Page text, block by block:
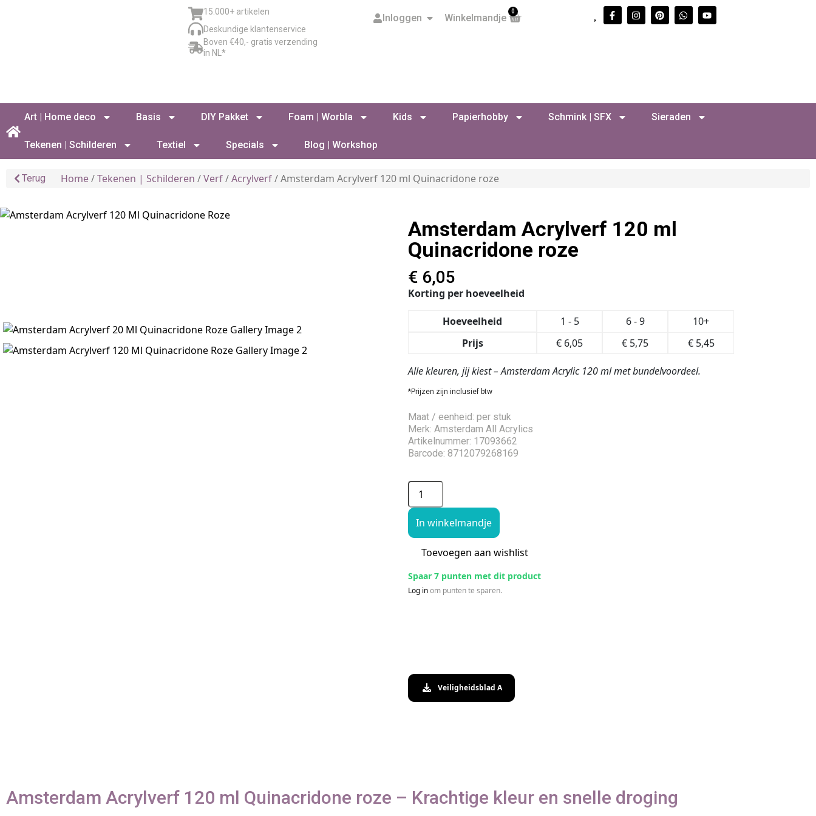
15.000+ artikelen
Deskundige klantenservice
Boven €40,- gratis verzending
in NL*
Inloggen Winkelmandje
0
Art | Home deco Basis DIY Pakket Foam | Worbla Kids Papierhobby Schmink | SFX Sieraden
Tekenen | Schilderen Textiel Specials Blog | Workshop
Terug Home/Tekenen | Schilderen /Verf/Acrylverf/ Amsterdam Acrylverf 120 ml Quinacridone roze
Amsterdam Acrylverf 120 ml
Quinacridone roze
€ 6,05
Korting per hoeveelheid
Hoeveelheid 1 - 5 6 - 9
10+
Prijs
€ 6,05 € 5,75 €5,45
Alle kleuren, jij kiest – Amsterdam Acrylic 120 ml met bundelvoordeel.
*Prijzen zijn inclusief btw
Maat / eenheid: per stuk
Merk: Amsterdam All Acrylics
Artikelnummer: 17093662
Barcode: 8712079268169
In winkelmandje
Toevoegen aan wishlist
Spaar 7 punten met dit product
Log inom punten te sparen.
Veiligheidsblad A
Amsterdam Acrylverf 120 ml Quinacridone roze – Krachtige kleur en snelle droging